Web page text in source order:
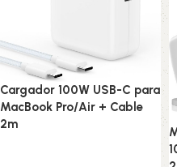
Cargador 100W USB-C para
MacBook Pro/Air + Cable
2m